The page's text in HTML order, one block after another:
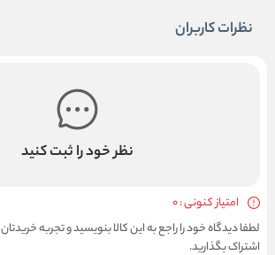
نظرات کاربران
نظر خود را ثبت کنید
امتیاز کنونی : 0
لطفا دیدگاه خود را راجع به این کالا بنویسید و تجربه خریدتان
اشتراک بگذارید.